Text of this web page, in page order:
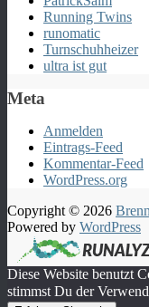
Running Twins
runomatic
Turnschuhheizer
ultra ist gut
Meta
Anmelden
Eintrags-Feed
Kommentar-Feed
WordPress.org
Copyright © 2026
Powered by WordPress
Diese Website benutzt
stimmst Du der